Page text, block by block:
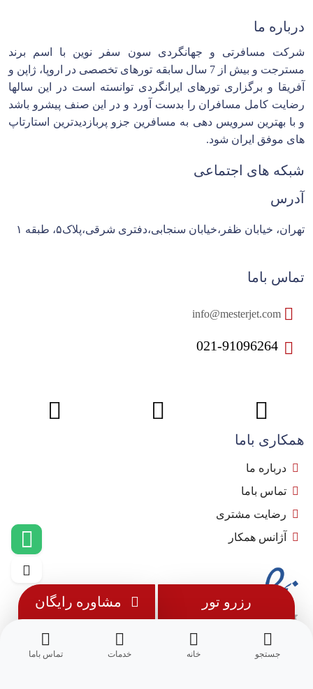
جستجو خانه خدمات تماس باما
رزرو تور مشاوره رایگان
درباره ما
شرکت مسافرتی و جهانگردی سون سفر نوین با اسم برند
مسترجت و بیش از 7 سال سابقه تورهای تخصصی در اروپا، ژاپن و
آفریقا و برگزاری تورهای ایرانگردی توانسته است در این سالها
رضایت کامل مسافران را بدست آورد و در این صنف پیشرو باشد
و با بهترین سرویس دهی به مسافرین جزو پربازدیدترین استارتاپ
های موفق ایران شود.
شبکه های اجتماعی
آدرس
تهران، خیابان ظفر،خیابان سنجابی،دفتری شرقی،پلاک۵، طبقه ۱
تماس باما
021-91096264
همکاری باما
درباره ما
تماس باما
رضایت مشتری
آژانس همکار